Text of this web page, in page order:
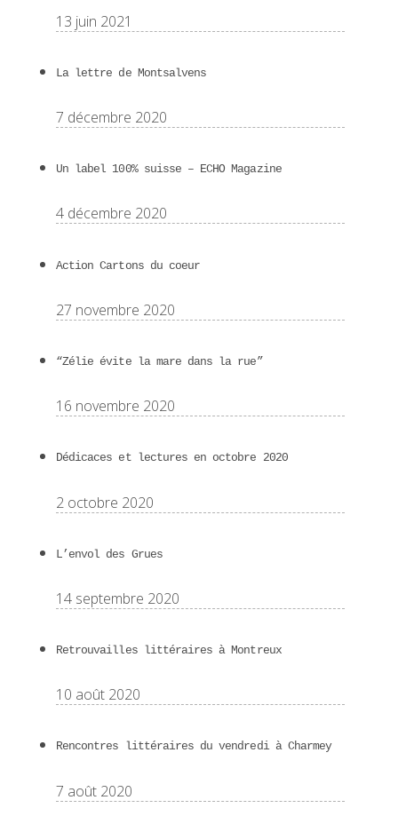
13 juin 2021
La lettre de Montsalvens
7 décembre 2020
Un label 100% suisse – ECHO Magazine
4 décembre 2020
Action Cartons du coeur
27 novembre 2020
“Zélie évite la mare dans la rue”
16 novembre 2020
Dédicaces et lectures en octobre 2020
2 octobre 2020
L’envol des Grues
14 septembre 2020
Retrouvailles littéraires à Montreux
10 août 2020
Rencontres littéraires du vendredi à Charmey
7 août 2020